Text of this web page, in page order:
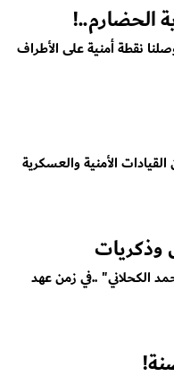
الحضارم..!
نقطة أمنية على الأطراف
من القيادات الأمنية والعسكرية
الكحلاني" ..في زمن عهد